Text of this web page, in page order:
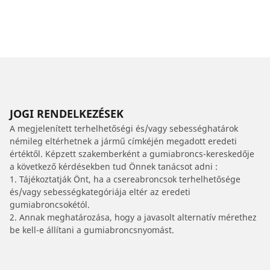
JOGI RENDELKEZÉSEK
A megjelenített terhelhetőségi és/vagy sebességhatárok
némileg eltérhetnek a jármű címkéjén megadott eredeti
értéktől. Képzett szakemberként a gumiabroncs-kereskedője
a következő kérdésekben tud Önnek tanácsot adni :
1. Tájékoztatják Önt, ha a csereabroncsok terhelhetősége
és/vagy sebességkategóriája eltér az eredeti
gumiabroncsokétól.
2. Annak meghatározása, hogy a javasolt alternatív mérethez
be kell-e állítani a gumiabroncsnyomást.